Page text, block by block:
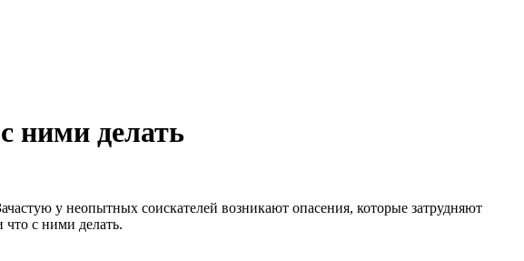
ними делать
у неопытных соискателей возникают опасения, которые затрудняют
что с ними делать.